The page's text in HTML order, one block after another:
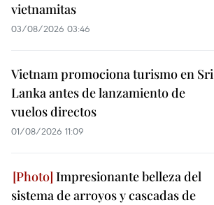
vietnamitas
03/08/2026 03:46
Vietnam promociona turismo en Sri
Lanka antes de lanzamiento de
vuelos directos
01/08/2026 11:09
Impresionante belleza del
sistema de arroyos y cascadas de